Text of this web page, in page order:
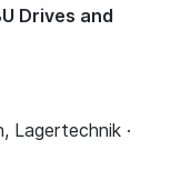
Drives and
Lagertechnik ·